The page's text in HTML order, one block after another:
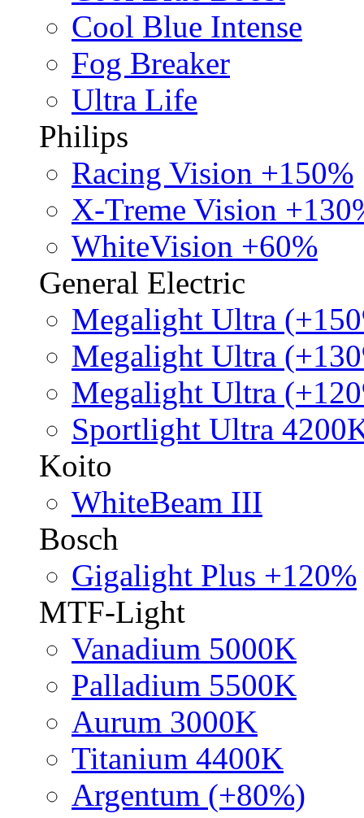
Cool Blue Intense
Fog Breaker
Ultra Life
Philips
Racing Vision +150%
X-Treme Vision
WhiteVision +60%
General Electric
Megalight Ultra
Megalight Ultra
Megalight Ultra
Sportlight Ultra
Koito
WhiteBeam III
Bosch
Gigalight Plus +120%
MTF-Light
Vanadium 5000K
Palladium 5500K
Aurum 3000K
Titanium 4400K
Argentum (+80%)